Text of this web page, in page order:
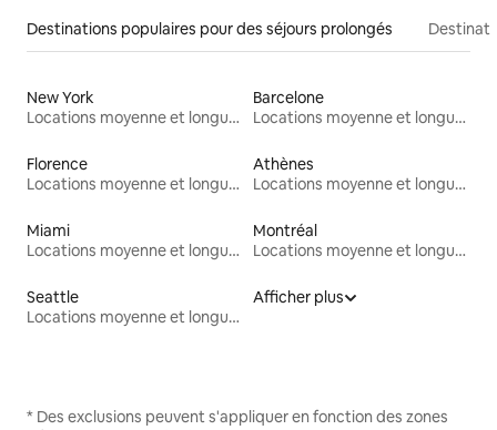
Destinations populaires pour des séjours prolongés
New York
Locations moyenne et longue durée
Barcelone
Locations moyenne et longue durée
Florence
Locations moyenne et longue durée
Athènes
Locations moyenne et longue durée
Miami
Locations moyenne et longue durée
Montréal
Locations moyenne et longue durée
Seattle
Locations moyenne et longue durée
Afficher plus
* Des exclusions peuvent s'appliquer en fonction des zones